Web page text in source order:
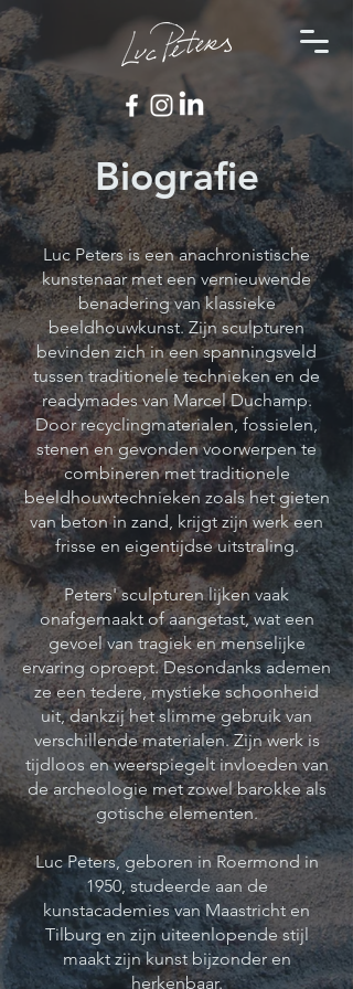
Biografie
Luc Peters is een anachronistische
kunstenaar met een vernieuwende
benadering van klassieke
beeldhouwkunst. Zijn sculpturen
bevinden zich in een spanningsveld
tussen traditionele technieken en de
readymades van Marcel Duchamp.
Door recyclingmaterialen, fossielen,
stenen en gevonden voorwerpen te
combineren met traditionele
beeldhouwtechnieken zoals het gieten
van beton in zand, krijgt zijn werk een
frisse en eigentijdse uitstraling.
Peters' sculpturen lijken vaak
onafgemaakt of aangetast, wat een
gevoel van tragiek en menselijke
ervaring oproept. Desondanks ademen
ze een tedere, mystieke schoonheid
uit, dankzij het slimme gebruik van
verschillende materialen. Zijn werk is
tijdloos en weerspiegelt invloeden van
de archeologie met zowel barokke als
gotische elementen.
Luc Peters, geboren in Roermond in
1950, studeerde aan de
kunstacademies van Maastricht en
Tilburg en zijn uiteenlopende stijl
maakt zijn kunst bijzonder en
herkenbaar.